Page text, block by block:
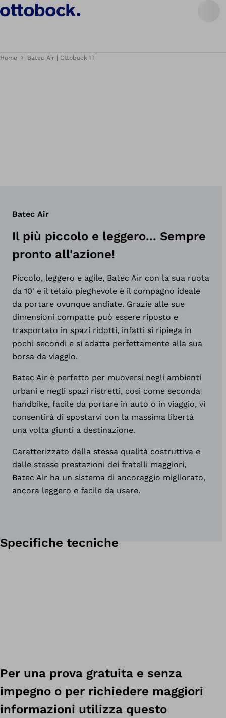
Home Batec Air | Ottobock IT
Batec Air
Il più piccolo e leggero... Sempre
pronto all'azione!
Piccolo, leggero e agile, Batec Air con la sua ruota
da 10' e il telaio pieghevole è il compagno ideale
da portare ovunque andiate. Grazie alle sue
dimensioni compatte può essere riposto e
trasportato in spazi ridotti, infatti si ripiega in
pochi secondi e si adatta perfettamente alla sua
borsa da viaggio.
Batec Air è perfetto per muoversi negli ambienti
urbani e negli spazi ristretti, così come seconda
handbike, facile da portare in auto o in viaggio, vi
consentirà di spostarvi con la massima libertà
una volta giunti a destinazione.
Caratterizzato dalla stessa qualità costruttiva e
dalle stesse prestazioni dei fratelli maggiori,
Batec Air ha un sistema di ancoraggio migliorato,
ancora leggero e facile da usare.
Specifiche tecniche
Per una prova gratuita e senza
impegno o per richiedere maggiori
informazioni utilizza questo